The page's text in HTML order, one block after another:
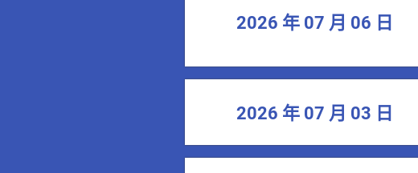
2026 年 07 月 06 日
2026 年 07 月 03 日